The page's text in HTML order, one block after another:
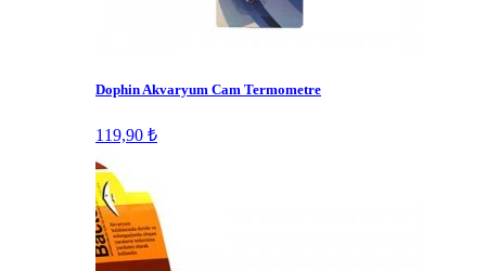
Dophin Akvaryum Cam Termometre
119,90 ₺